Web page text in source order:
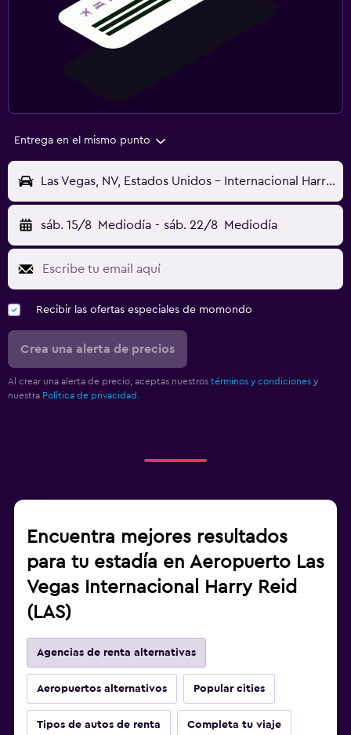
Entrega en el mismo punto
Las Vegas, NV, Estados Unidos - Internacional Harry Reid (LAS)
sáb. 15/8 Mediodía - sáb. 22/8 Mediodía
Recibir las ofertas especiales de momondo
Crea una alerta de precios
Al crear una alerta de precio, aceptas nuestros términos y condiciones y
nuestra Política de privacidad.
Encuentra mejores resultados
para tu estadía en Aeropuerto Las
Vegas Internacional Harry Reid
(LAS)
Agencias de renta alternativas
Aeropuertos alternativos Popular cities
Tipos de autos de renta Completa tu viaje